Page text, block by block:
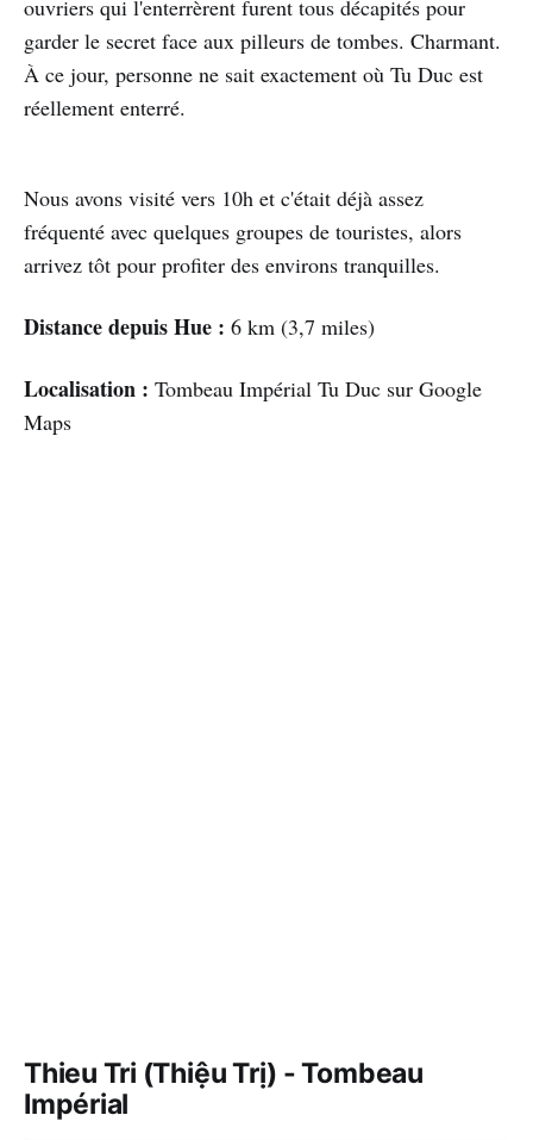
ouvriers qui l'enterrèrent furent tous décapités pour
garder le secret face aux pilleurs de tombes. Charmant.
À ce jour, personne ne sait exactement où Tu Duc est
réellement enterré.
Nous avons visité vers 10h et c'était déjà assez
fréquenté avec quelques groupes de touristes, alors
arrivez tôt pour profiter des environs tranquilles.
Distance depuis Hue : 6 km (3,7 miles)
Localisation : Tombeau Impérial Tu Duc sur Google
Maps
Thieu Tri (Thiệu Trị) - Tombeau
Impérial